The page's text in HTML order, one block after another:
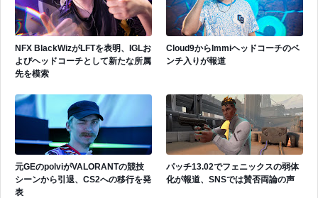
NFX BlackWizがLFTを表明、IGLお
よびヘッドコーチとして新たな所属
先を模索
Cloud9からImmiヘッドコーチのベ
ンチ入りが報道
元GEのpolviがVALORANTの競技
シーンから引退、CS2への移行を発
表
パッチ13.02でフェニックスの弱体
化が報道、SNSでは賛否両論の声